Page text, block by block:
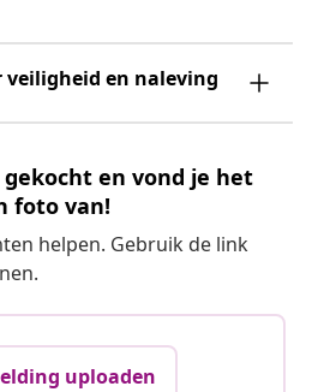
en naleving
en vond je het
foto van!
helpen. Gebruik de link
uploaden